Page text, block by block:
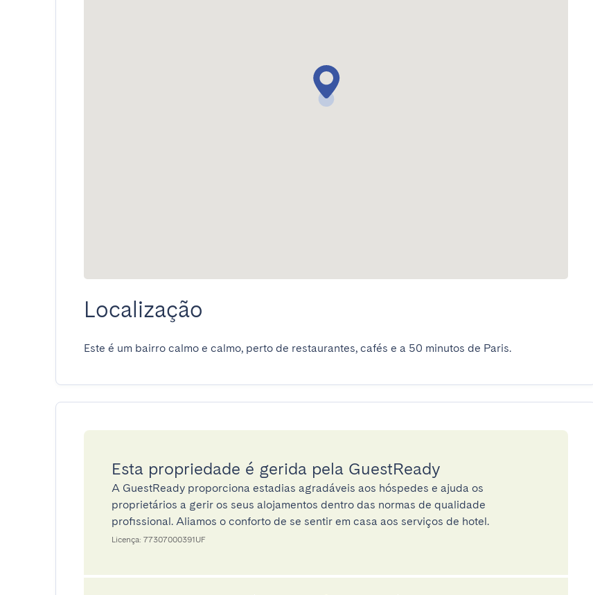
Localização
Este é um bairro calmo e calmo, perto de restaurantes, cafés e a 50 minutos de Paris.
Esta propriedade é gerida pela GuestReady
A GuestReady proporciona estadias agradáveis aos hóspedes e ajuda os
proprietários a gerir os seus alojamentos dentro das normas de qualidade
profissional. Aliamos o conforto de se sentir em casa aos serviços de hotel.
Licença: 77307000391UF